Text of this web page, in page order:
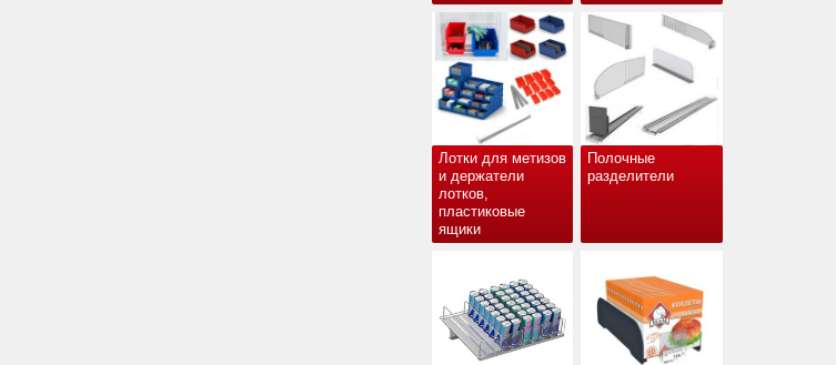
Лотки для метизов
и держатели
лотков,
пластиковые
ящики
Полочные
разделители